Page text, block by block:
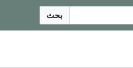
بحث